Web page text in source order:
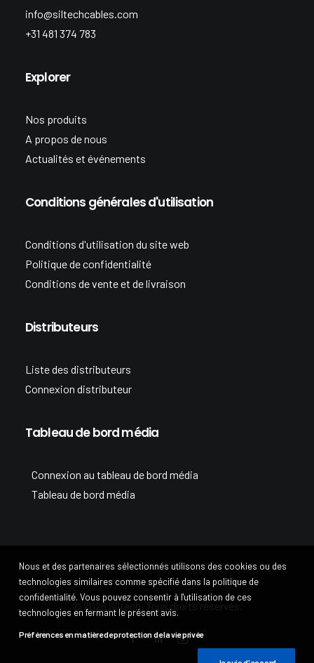
info@siltechcables.com
+31 481 374 783
Explorer
Nos produits
A propos de nous
Actualités et événements
Conditions générales d'utilisation
Conditions d'utilisation du site web
Politique de confidentialité
Conditions de vente et de livraison
Distributeurs
Liste des distributeurs
Connexion distributeur
Tableau de bord média
Connexion au tableau de bord média
Tableau de bord média
© 2026 Siltech. Tous droits réservés.
Nous et des partenaires sélectionnés utilisons des cookies ou des
technologies similaires comme spécifié dans la politique de
confidentialité. Vous pouvez consentir à l'utilisation de ces
technologies en fermant le présent avis.
Préférences en matière de protection de la vie privée